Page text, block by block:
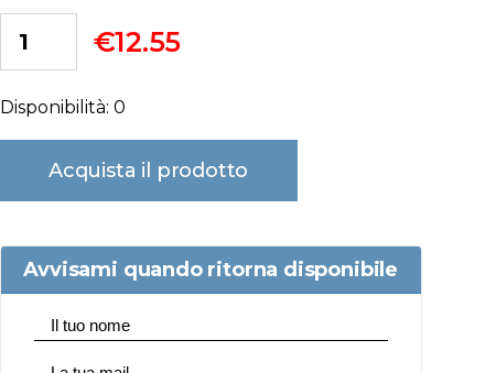
€12.55
Disponibilità: 0
Acquista il prodotto
Avvisami quando ritorna disponibile